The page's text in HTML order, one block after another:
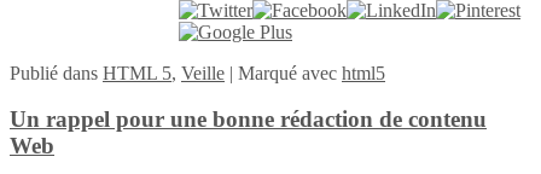
Publié dans HTML 5, Veille | Marqué avec html5
Un rappel pour une bonne rédaction de contenu
Web